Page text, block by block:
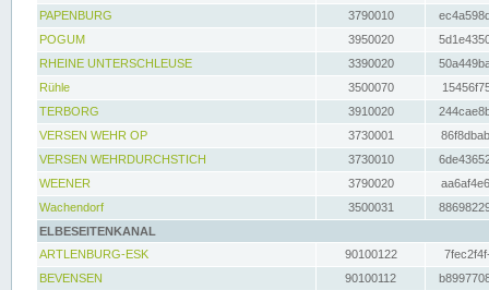
PAPENBURG
3790010
POGUM
3950020
RHEINE UNTERSCHLEUSE
3390020
Rühle
3500070
TERBORG
3910020
VERSEN WEHR OP
3730001
VERSEN WEHRDURCHSTICH
3730010
WEENER
3790020
Wachendorf
3500031
ELBESEITENKANAL
ARTLENBURG-ESK
90100122
BEVENSEN
90100112